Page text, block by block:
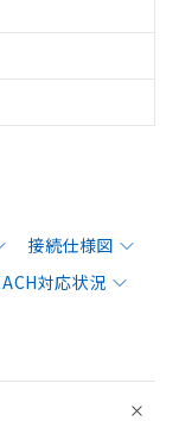
接続仕様図
対応状況